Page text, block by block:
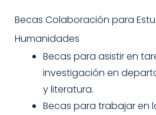
Becas Colaboración para
Humanidades
Becas para asistir en
investigación en
y literatura.
Becas para trabajar en